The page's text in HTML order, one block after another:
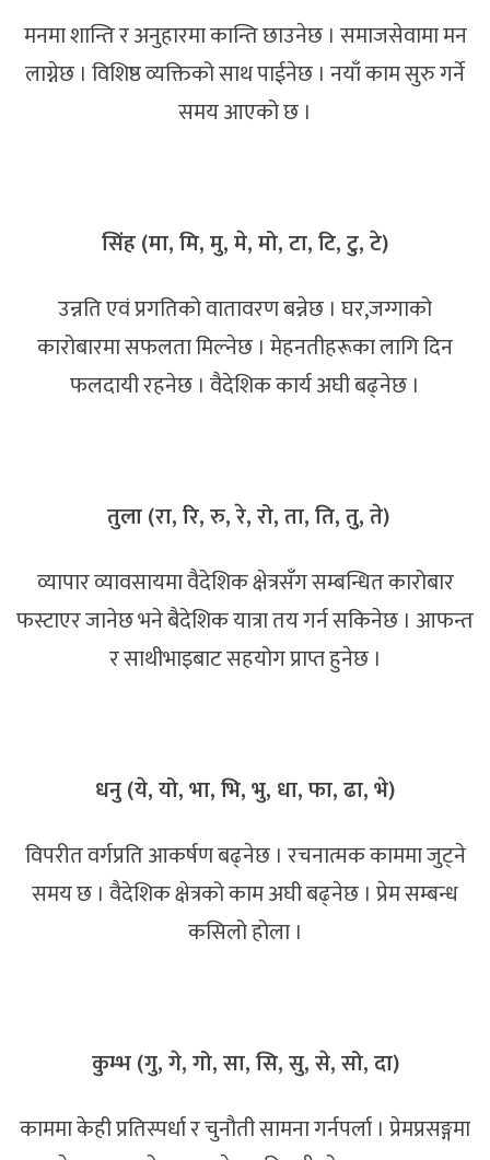
मनमा शान्ति र अनुहारमा कान्ति छाउनेछ । समाजसेवामा मन
लाग्नेछ । विशिष्ठ व्यक्तिको साथ पाईनेछ । नयाँ काम सुरु गर्ने
समय आएको छ ।
सिंह (मा, मि, मु, मे, मो, टा, टि, टु, टे)
उन्नति एवं प्रगतिको वातावरण बन्नेछ । घर,जग्गाको
कारोबारमा सफलता मिल्नेछ । मेहनतीहरूका लागि दिन
फलदायी रहनेछ । वैदेशिक कार्य अघी बढ्नेछ ।
तुला (रा, रि, रु, रे, रो, ता, ति, तु, ते)
व्यापार व्यावसायमा वैदेशिक क्षेत्रसँग सम्बन्धित कारोबार
फस्टाएर जानेछ भने बैदेशिक यात्रा तय गर्न सकिनेछ । आफन्त
र साथीभाइबाट सहयोग प्राप्त हुनेछ ।
धनु (ये, यो, भा, भि, भु, धा, फा, ढा, भे)
विपरीत वर्गप्रति आकर्षण बढ्नेछ । रचनात्मक काममा जुट्ने
समय छ । वैदेशिक क्षेत्रको काम अघी बढ्नेछ । प्रेम सम्बन्ध
कसिलो होला ।
कुम्भ (गु, गे, गो, सा, सि, सु, से, सो, दा)
काममा केही प्रतिस्पर्धा र चुनौती सामना गर्नपर्ला । प्रेमप्रसङ्गमा